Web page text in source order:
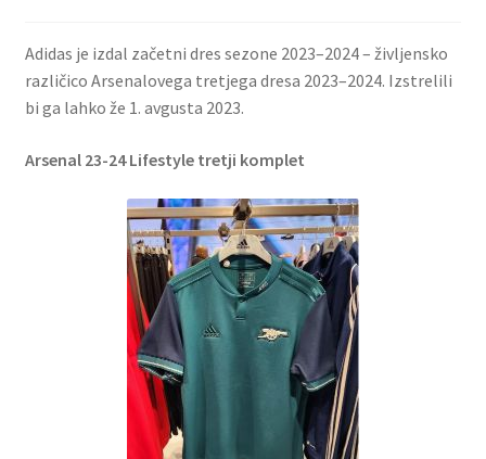
Adidas je izdal začetni dres sezone 2023–2024 – življensko
različico Arsenalovega tretjega dresa 2023–2024. Izstrelili
bi ga lahko že 1. avgusta 2023.
Arsenal 23-24 Lifestyle tretji komplet